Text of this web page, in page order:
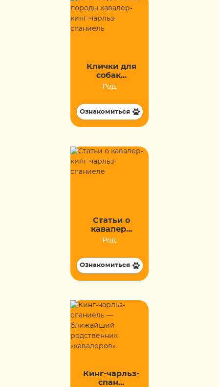
Клички для
собак...
Род:
Ознакомиться
Статьи о
кавалер...
Род:
Ознакомиться
Кинг-чарльз-
спан...